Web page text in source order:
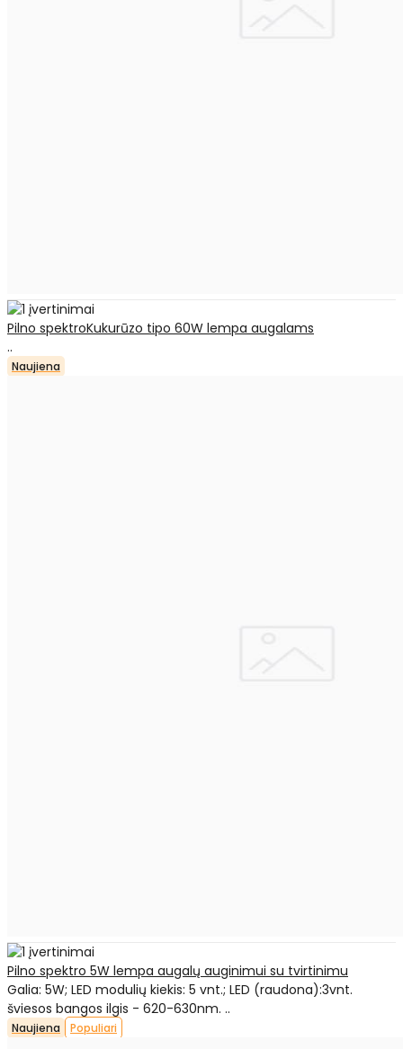
Pilno spektroKukurūzo tipo 60W lempa augalams
..
Naujiena
Pilno spektro 5W lempa augalų auginimui su tvirtinimu
Galia: 5W; LED modulių kiekis: 5 vnt.; LED (raudona):3vnt.
šviesos bangos ilgis - 620-630nm. ..
Naujiena Populiari